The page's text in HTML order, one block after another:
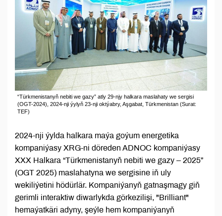
“Türkmenistanyň nebiti we gazy” atly 29-njy halkara maslahaty we sergisi
(OGT-2024), 2024-nji ýylyň 23-nji oktýabry, Aşgabat, Türkmenistan (Surat:
TEF)
2024-nji ýylda halkara maýa goýum energetika
kompaniýasy XRG-ni döreden ADNOC kompaniýasy
XXX Halkara “Türkmenistanyň nebiti we gazy – 2025”
(OGT 2025) maslahatyna we sergisine iň uly
wekiliýetini hödürlär. Kompaniýanyň gatnaşmagy giň
gerimli interaktiw diwarlykda görkezilişi, "Brilliant"
hemaýatkäri adyny, şeýle hem kompaniýanyň